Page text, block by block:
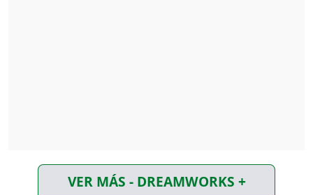
VER MÁS - DREAMWORKS +